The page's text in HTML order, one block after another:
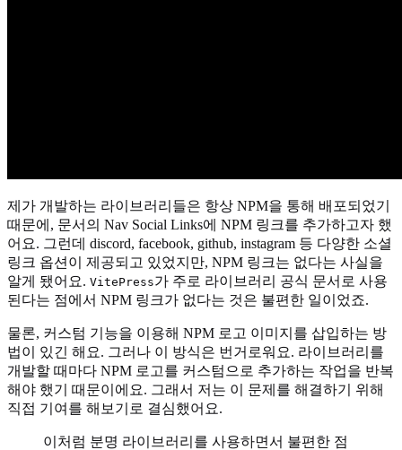
제가 개발하는 라이브러리들은 항상 NPM을 통해 배포되었기
때문에, 문서의 Nav Social Links에 NPM 링크를 추가하고자 했
어요. 그런데 discord, facebook, github, instagram 등 다양한 소셜
링크 옵션이 제공되고 있었지만, NPM 링크는 없다는 사실을
알게 됐어요. VitePress가 주로 라이브러리 공식 문서로 사용
된다는 점에서 NPM 링크가 없다는 것은 불편한 일이었죠.
물론, 커스텀 기능을 이용해 NPM 로고 이미지를 삽입하는 방
법이 있긴 해요. 그러나 이 방식은 번거로워요. 라이브러리를
개발할 때마다 NPM 로고를 커스텀으로 추가하는 작업을 반복
해야 했기 때문이에요. 그래서 저는 이 문제를 해결하기 위해
직접 기여를 해보기로 결심했어요.
이처럼 분명 라이브러리를 사용하면서 불편한 점